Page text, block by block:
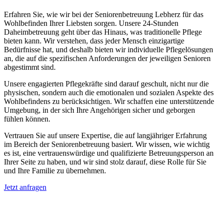
Erfahren Sie, wie wir bei der Seniorenbetreuung Lebherz für das
Wohlbefinden Ihrer Liebsten sorgen. Unsere 24-Stunden
Daheimbetreuung geht über das Hinaus, was traditionelle Pflege
bieten kann. Wir verstehen, dass jeder Mensch einzigartige
Bedürfnisse hat, und deshalb bieten wir individuelle Pflegelösungen
an, die auf die spezifischen Anforderungen der jeweiligen Senioren
abgestimmt sind.
Unsere engagierten Pflegekräfte sind darauf geschult, nicht nur die
physischen, sondern auch die emotionalen und sozialen Aspekte des
Wohlbefindens zu berücksichtigen. Wir schaffen eine unterstützende
Umgebung, in der sich Ihre Angehörigen sicher und geborgen
fühlen können.
Vertrauen Sie auf unsere Expertise, die auf langjähriger Erfahrung
im Bereich der Seniorenbetreuung basiert. Wir wissen, wie wichtig
es ist, eine vertrauenswürdige und qualifizierte Betreuungsperson an
Ihrer Seite zu haben, und wir sind stolz darauf, diese Rolle für Sie
und Ihre Familie zu übernehmen.
Jetzt anfragen